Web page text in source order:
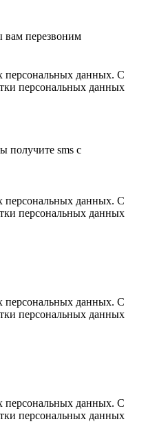
вам перезвоним
персональных данных. С
персональных данных
получите sms с
персональных данных. С
персональных данных
персональных данных. С
персональных данных
персональных данных. С
персональных данных